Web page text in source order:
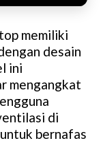
memiliki
desain
ini
mengangkat
di
bernafas